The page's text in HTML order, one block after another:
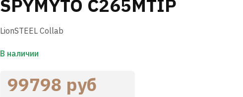
SPYMYTO C265MTIP
LionSTEEL Collab
В наличии
99798 руб